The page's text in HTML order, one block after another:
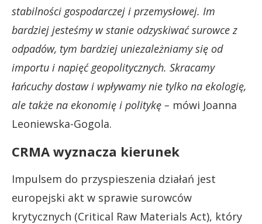
stabilności gospodarczej i przemysłowej. Im
bardziej jesteśmy w stanie odzyskiwać surowce z
odpadów, tym bardziej uniezależniamy się od
importu i napięć geopolitycznych. Skracamy
łańcuchy dostaw i wpływamy nie tylko na ekologię,
ale także na ekonomię i politykę – mówi Joanna
Leoniewska-Gogola.
CRMA wyznacza kierunek
Impulsem do przyspieszenia działań jest
europejski akt w sprawie surowców
krytycznych (Critical Raw Materials Act), który